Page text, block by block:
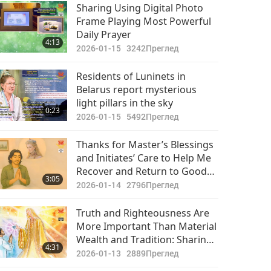
18:24
Важните Новини
2017-12-315036
Преглед
4:13
Sharing Using Digital Photo
Frame Playing Most Powerful
Daily Prayer
2026-01-15 3242Преглед
0:23
Residents of Luninets in
Belarus report mysterious
light pillars in the sky
2026-01-15 5492Преглед
3:05
Thanks for Master’s Blessings
and Initiates’ Care to Help Me
Recover and Return to Good
Health
2026-01-14 2796Преглед
4:31
Truth and Righteousness Are
More Important Than Material
Wealth and Tradition: Sharing
Experience of Closing Family’s
2026-01-13 2889Преглед